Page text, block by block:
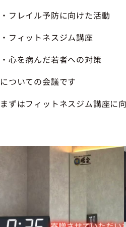
・フレイル予防に向けた活動
・フィットネスジム講座
・心を病んだ若者への対策
についての会議です
まずはフィットネスジム講座に